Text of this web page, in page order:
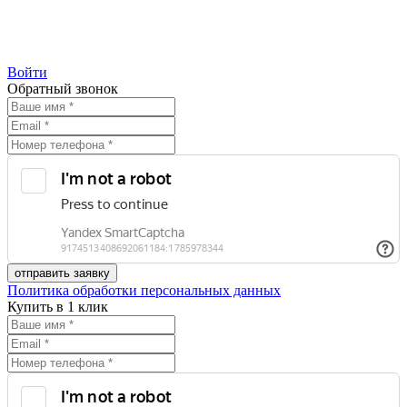
Войти
Обратный звонок
Политика обработки персональных данных
Купить в 1 клик